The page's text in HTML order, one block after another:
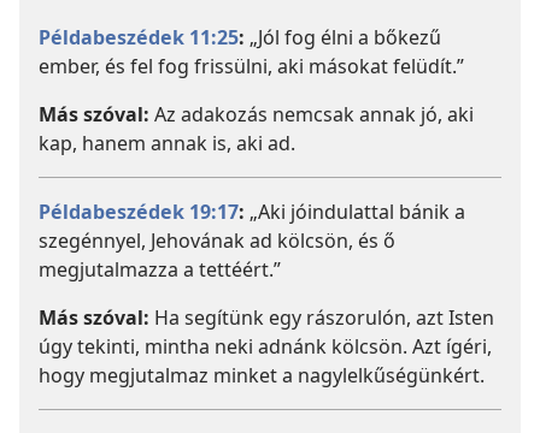
Példabeszédek 11:25: „Jól fog élni a bőkezű
ember, és fel fog frissülni, aki másokat felüdít.”
Más szóval: Az adakozás nemcsak annak jó, aki
kap, hanem annak is, aki ad.
Példabeszédek 19:17: „Aki jóindulattal bánik a
szegénnyel, Jehovának ad kölcsön, és ő
megjutalmazza a tettéért.”
Más szóval: Ha segítünk egy rászorulón, azt Isten
úgy tekinti, mintha neki adnánk kölcsön. Azt ígéri,
hogy megjutalmaz minket a nagylelkűségünkért.